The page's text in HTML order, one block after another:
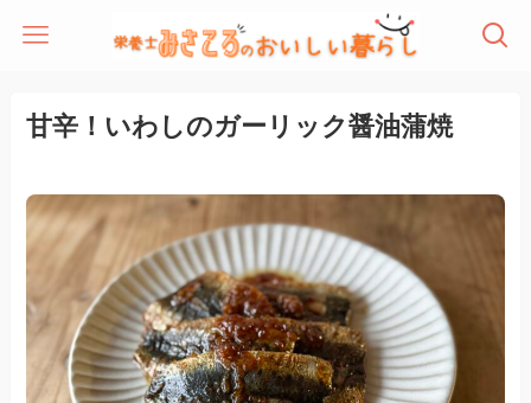
甘辛！いわしのガーリック醤油蒲焼